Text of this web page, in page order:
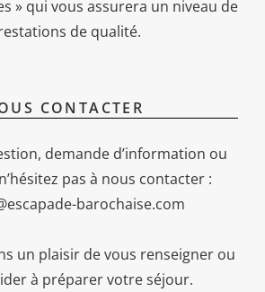
» qui vous assurera un niveau de
de qualité.
CONTACTER
demande d’information ou
pas à nous contacter :
barochaise.com
un plaisir de vous renseigner ou
à préparer votre séjour.